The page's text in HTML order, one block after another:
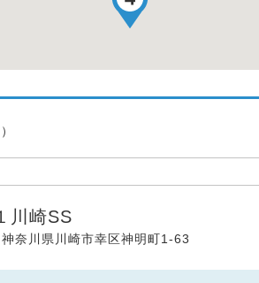
川崎SS
奈川県川崎市幸区神明町1-63